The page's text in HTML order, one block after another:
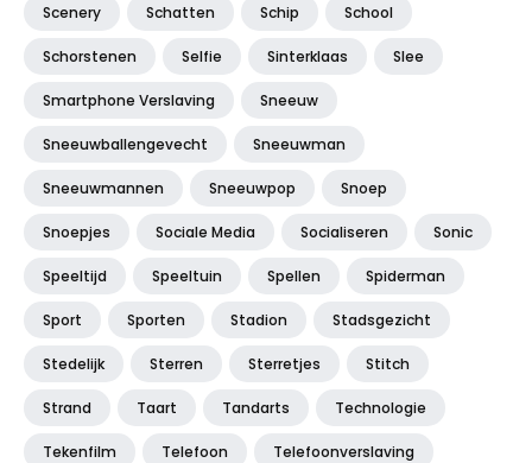
Scenery Schatten Schip School
Schorstenen Selfie Sinterklaas Slee
Smartphone Verslaving Sneeuw
Sneeuwballengevecht Sneeuwman
Sneeuwmannen Sneeuwpop Snoep
Snoepjes Sociale Media Socialiseren Sonic
Speeltijd Speeltuin Spellen Spiderman
Sport Sporten Stadion Stadsgezicht
Stedelijk Sterren Sterretjes Stitch
Strand Taart Tandarts Technologie
Tekenfilm Telefoon Telefoonverslaving